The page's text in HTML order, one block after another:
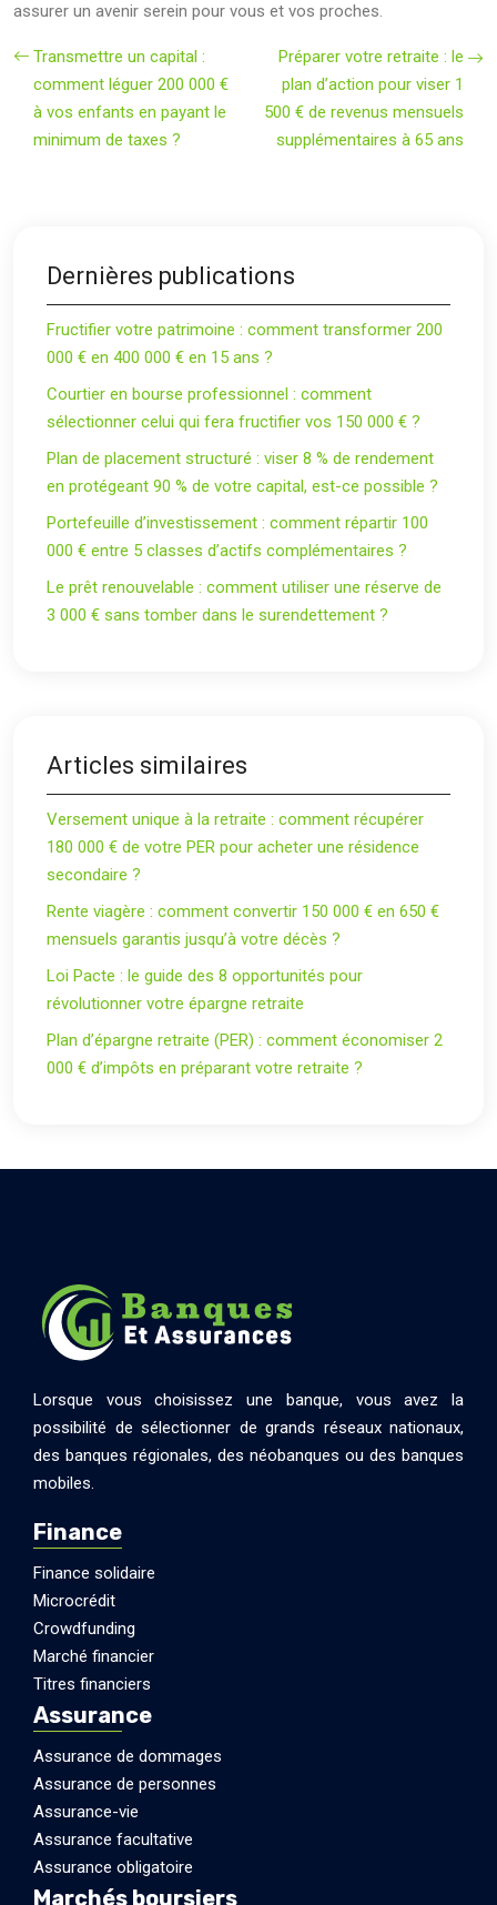
assurer un avenir serein pour vous et vos proches.
Transmettre un capital :
comment léguer 200 000 €
à vos enfants en payant le
minimum de taxes ?
Préparer votre retraite : le
plan d’action pour viser 1
500 € de revenus mensuels
supplémentaires à 65 ans
Dernières publications
Fructifier votre patrimoine : comment transformer 200
000 € en 400 000 € en 15 ans ?
Courtier en bourse professionnel : comment
sélectionner celui qui fera fructifier vos 150 000 € ?
Plan de placement structuré : viser 8 % de rendement
en protégeant 90 % de votre capital, est-ce possible ?
Portefeuille d’investissement : comment répartir 100
000 € entre 5 classes d’actifs complémentaires ?
Le prêt renouvelable : comment utiliser une réserve de
3 000 € sans tomber dans le surendettement ?
Articles similaires
Versement unique à la retraite : comment récupérer
180 000 € de votre PER pour acheter une résidence
secondaire ?
Rente viagère : comment convertir 150 000 € en 650 €
mensuels garantis jusqu’à votre décès ?
Loi Pacte : le guide des 8 opportunités pour
révolutionner votre épargne retraite
Plan d’épargne retraite (PER) : comment économiser 2
000 € d’impôts en préparant votre retraite ?
Lorsque vous choisissez une banque, vous avez la
possibilité de sélectionner de grands réseaux nationaux,
des banques régionales, des néobanques ou des banques
mobiles.
Finance
Finance solidaire
Microcrédit
Crowdfunding
Marché financier
Titres financiers
Assurance
Assurance de dommages
Assurance de personnes
Assurance-vie
Assurance facultative
Assurance obligatoire
Marchés boursiers